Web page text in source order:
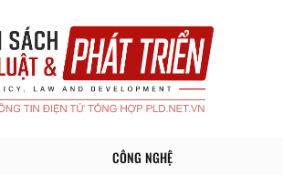
CÔNG NGHỆ